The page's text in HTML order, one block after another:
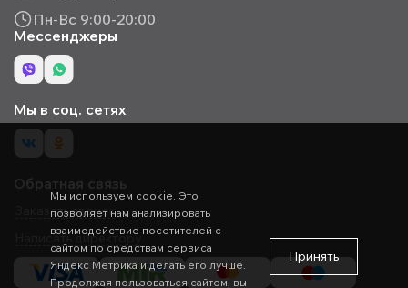
Пн-Вс 9:00-20:00
Мессенджеры
Мы в соц. сетях
Обратная связь
Заказать звонок
Написать директору
Мы используем cookie. Это
позволяет нам анализировать
взаимодействие посетителей с
сайтом по средствам сервиса
Яндекс Метрика и делать его лучше.
Продолжая пользоваться сайтом, вы
Принять